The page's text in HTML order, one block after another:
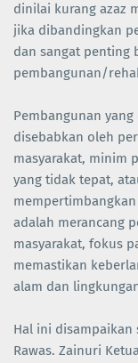
dinilai kurang azaz
jika dibandingkan
dan sangat penting
pembangunan/
Pembangunan
disebabkan oleh
masyarakat, minim
yang tidak tepat,
adalah merancang
masyarakat, fokus
memastikan
alam dan
Hal ini disampaikan
Rawas. Zainuri